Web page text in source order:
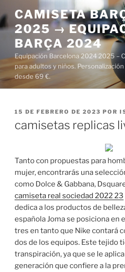
al
contenido
CAMISETA
2025 →
BARÇA 2024
Equipación Barcelona 2024 2025 –
para adultos y niños.
desde 69 €.
PUBLICADO
15 DE FEBRERO DE 2023 POR
camisetas replicas
Tanto con propuestas para
mujer, encontrarás una
como Dolce & Gabbana,
camiseta real sociedad 2022 23
dedica a los productos de
española Joma se posiciona en
tres en tanto que Nike contará
dos de los equipos. Este tejido
transpiración, ya que se le
generación que confiere a la